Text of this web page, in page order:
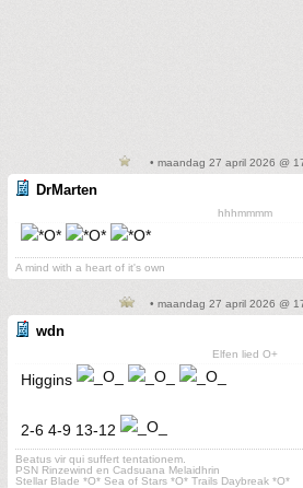
• maandag 27 april 2026 @
DrMarten
hhhmmmm
A mind with a heart of it's own
• maandag 27 april 2026 @
wdn
Elfen lied O+
Higgins
2-6 4-9 13-12
Beatus vir qui suffert tentationem.
PSN Rinzewind en Cadsuana Melaidhrin
Stellar Blade *O* Sea of Stars *O* Trails Daybreak *O*